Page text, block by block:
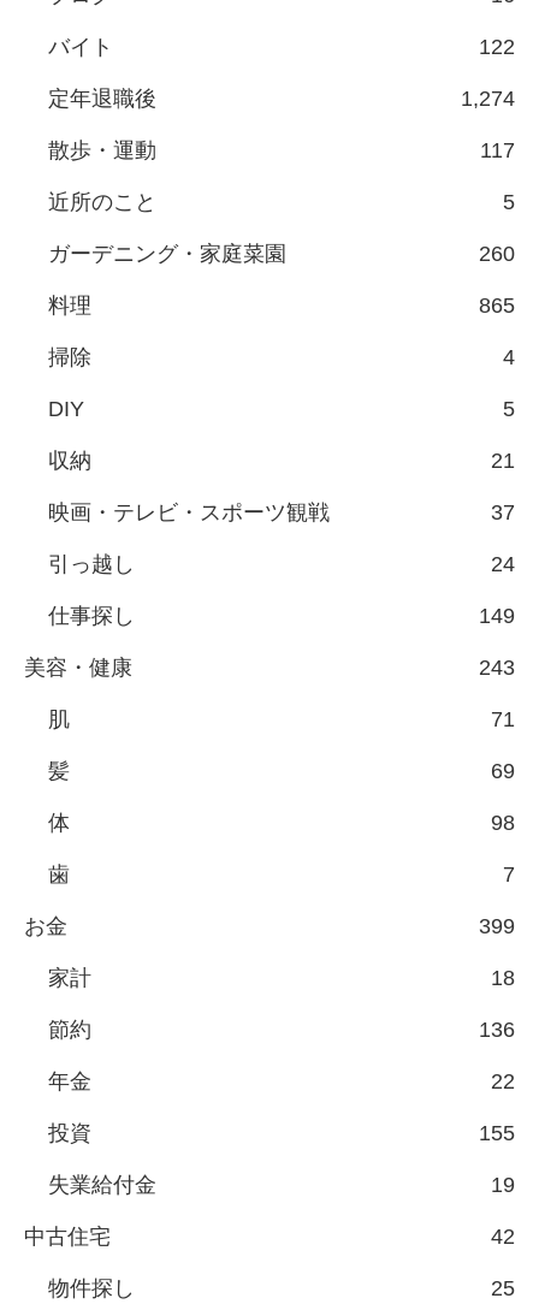
バイト 122
定年退職後 1,274
散歩・運動 117
近所のこと 5
ガーデニング・家庭菜園 260
料理 865
掃除 4
DIY 5
収納 21
映画・テレビ・スポーツ観戦 37
引っ越し 24
仕事探し 149
美容・健康 243
肌 71
髪 69
体 98
歯 7
お金 399
家計 18
節約 136
年金 22
投資 155
失業給付金 19
中古住宅 42
物件探し 25